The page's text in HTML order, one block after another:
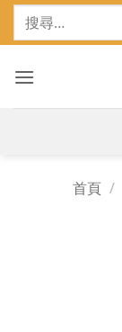
Skip
鍵
首頁 /